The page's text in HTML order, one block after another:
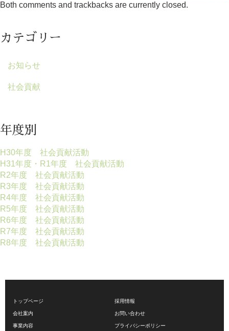
Both comments and trackbacks are currently closed.
カテゴリー
お知らせ
社会貢献
年度別
H30年度 社会貢献活動
H31年度・R1年度 社会貢献活動
R2年度 社会貢献活動
R3年度 社会貢献活動
R4年度 社会貢献活動
R5年度 社会貢献活動
R6年度 社会貢献活動
R7年度 社会貢献活動
R8年度 社会貢献活動
トップページ
会社案内
事業内容
採用情報
お問い合わせ
プライバシーポリシー